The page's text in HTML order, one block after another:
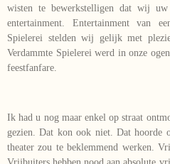
wisten te bewerkstelligen dat wij uw
entertainment. Entertainment van
Spielerei stelden wij gelijk met
Verdammte Spielerei werd in onze
feestfanfare.
Ik had u nog maar enkel op straat
gezien. Dat kon ook niet. Dat hoorde
theater zou te beklemmend werken.